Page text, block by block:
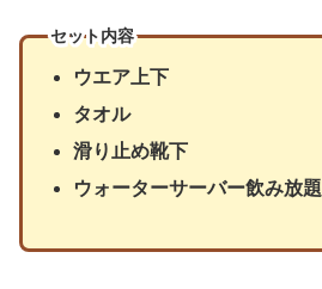
セット内容
ウエア上下
タオル
滑り止め靴下
ウォーターサーバー飲み放題